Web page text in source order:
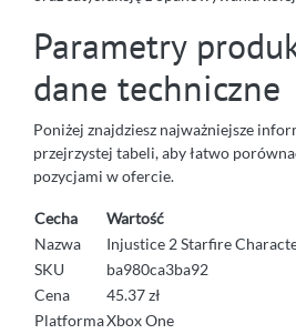
Parametry
dane techniczne
Poniżej znajdziesz najważniejsze
przejrzystej tabeli, aby łatwo
pozycjami w ofercie.
Cecha
Wartość
Nazwa
Injustice 2 Starfire
SKU
ba980ca3ba92
Cena
45.37 zł
PlatformaXbox One